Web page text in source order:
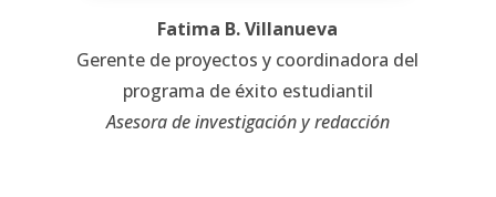
Fatima B. Villanueva
Gerente de proyectos y coordinadora del
programa de éxito estudiantil
Asesora de investigación y redacción